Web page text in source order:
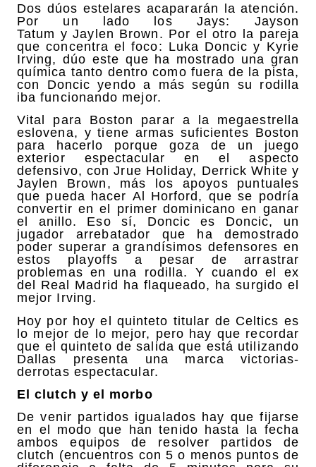
Dos dúos estelares acapararán la atención.
Por un lado los Jays: Jayson
Tatum y Jaylen Brown. Por el otro la pareja
que concentra el foco: Luka Doncic y Kyrie
Irving, dúo este que ha mostrado una gran
química tanto dentro como fuera de la pista,
con Doncic yendo a más según su rodilla
iba funcionando mejor.
Vital para Boston parar a la megaestrella
eslovena, y tiene armas suficientes Boston
para hacerlo porque goza de un juego
exterior espectacular en el aspecto
defensivo, con Jrue Holiday, Derrick White y
Jaylen Brown, más los apoyos puntuales
que pueda hacer Al Horford, que se podría
convertir en el primer dominicano en ganar
el anillo. Eso sí, Doncic es Doncic, un
jugador arrebatador que ha demostrado
poder superar a grandísimos defensores en
estos playoffs a pesar de arrastrar
problemas en una rodilla. Y cuando el ex
del Real Madrid ha flaqueado, ha surgido el
mejor Irving.
Hoy por hoy el quinteto titular de Celtics es
lo mejor de lo mejor, pero hay que recordar
que el quinteto de salida que está utilizando
Dallas presenta una marca victorias-
derrotas espectacular.
El clutch y el morbo
De venir partidos igualados hay que fijarse
en el modo que han tenido hasta la fecha
ambos equipos de resolver partidos de
clutch (encuentros con 5 o menos puntos de